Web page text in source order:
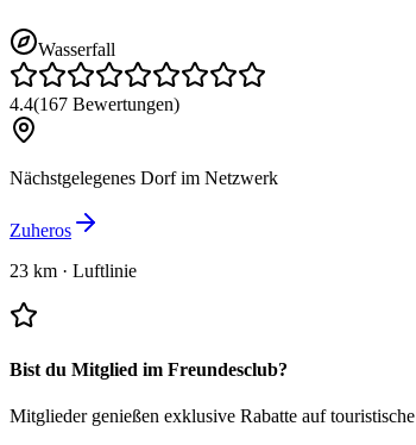
Wasserfall
4.4(167 Bewertungen)
Nächstgelegenes Dorf im Netzwerk
Zuheros
23 km · Luftlinie
Bist du Mitglied im Freundesclub?
Mitglieder genießen exklusive Rabatte auf